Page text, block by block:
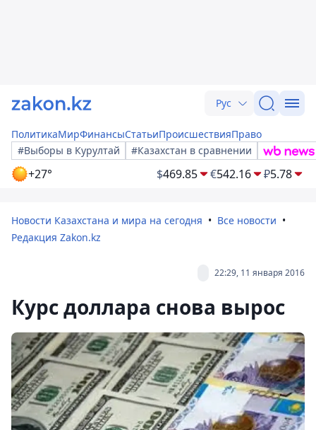
Рус
ПолитикаМирФинансыСтатьиПроисшествияПраво
#Выборы в Курултай
#Казахстан в сравнении
+27° $469.85 €542.16 ₽5.78
Новости Казахстана и мира на сегодня
Все новости
Редакция Zakon.kz
22:29, 11 января 2016
Курс доллара снова вырос